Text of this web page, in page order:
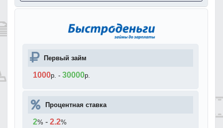
Первый займ
1000р. - 30000р.
Процентная ставка
2% - 2.2%